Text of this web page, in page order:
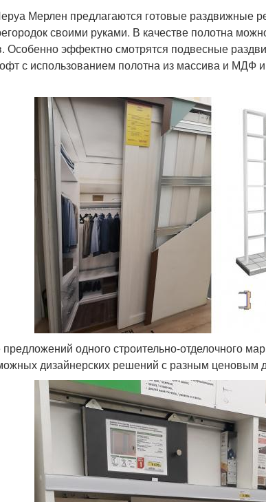
Мерлен предлагаются готовые раздвижные
своими руками. В качестве полотна
Особенно эффектно смотрятся подвесные
с использованием полотна из массива и МДФ
одного строительно-отделочного
дизайнерских решений с разным ценовым